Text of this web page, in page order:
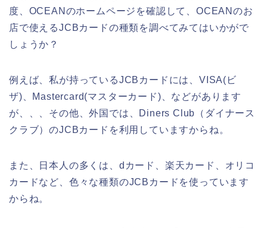
度、OCEANのホームページを確認して、OCEANのお
店で使えるJCBカードの種類を調べてみてはいかがで
しょうか？
例えば、私が持っているJCBカードには、VISA(ビ
ザ)、Mastercard(マスターカード)、などがあります
が、、、その他、外国では、Diners Club（ダイナース
クラブ）のJCBカードを利用していますからね。
また、日本人の多くは、dカード、楽天カード、オリコ
カードなど、色々な種類のJCBカードを使っています
からね。